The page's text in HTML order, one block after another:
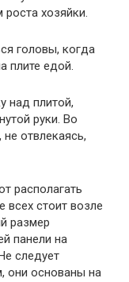
хозяйки.
головы, когда
плите едой.
над плитой,
руки. Во
отвлекаясь,
располагать
всех стоит возле
размер
панели на
следует
они основаны на